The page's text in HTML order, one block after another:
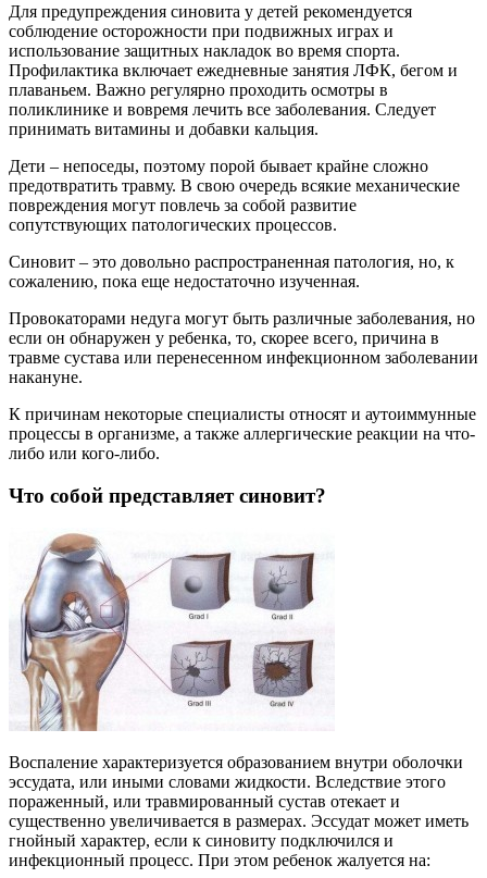
Для предупреждения синовита у детей рекомендуется
соблюдение осторожности при подвижных играх и
использование защитных накладок во время спорта.
Профилактика включает ежедневные занятия ЛФК, бегом и
плаваньем. Важно регулярно проходить осмотры в
поликлинике и вовремя лечить все заболевания. Следует
принимать витамины и добавки кальция.
Дети – непоседы, поэтому порой бывает крайне сложно
предотвратить травму. В свою очередь всякие механические
повреждения могут повлечь за собой развитие
сопутствующих патологических процессов.
Синовит – это довольно распространенная патология, но, к
сожалению, пока еще недостаточно изученная.
Провокаторами недуга могут быть различные заболевания, но
если он обнаружен у ребенка, то, скорее всего, причина в
травме сустава или перенесенном инфекционном заболевании
накануне.
К причинам некоторые специалисты относят и аутоиммунные
процессы в организме, а также аллергические реакции на что-
либо или кого-либо.
Что собой представляет синовит?
Воспаление характеризуется образованием внутри оболочки
эссудата, или иными словами жидкости. Вследствие этого
пораженный, или травмированный сустав отекает и
существенно увеличивается в размерах. Эссудат может иметь
гнойный характер, если к синовиту подключился и
инфекционный процесс. При этом ребенок жалуется на: